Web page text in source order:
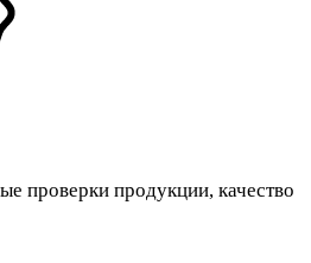
проверки продукции, качество